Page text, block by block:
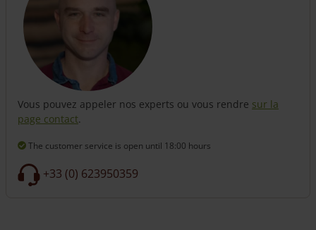
Vous pouvez appeler nos experts ou vous rendre sur la
page contact.
The customer service is open until 18:00 hours
+33 (0) 623950359